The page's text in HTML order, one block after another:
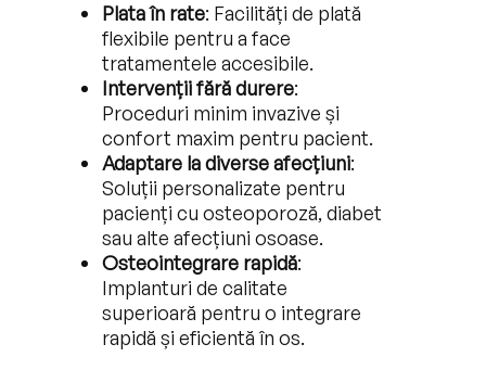
Plata în rate: Facilități de plată
flexibile pentru a face
tratamentele accesibile.
Intervenții fără durere:
Proceduri minim invazive și
confort maxim pentru pacient.
Adaptare la diverse afecțiuni:
Soluții personalizate pentru
pacienți cu osteoporoză, diabet
sau alte afecțiuni osoase.
Osteointegrare rapidă:
Implanturi de calitate
superioară pentru o integrare
rapidă și eficientă în os.